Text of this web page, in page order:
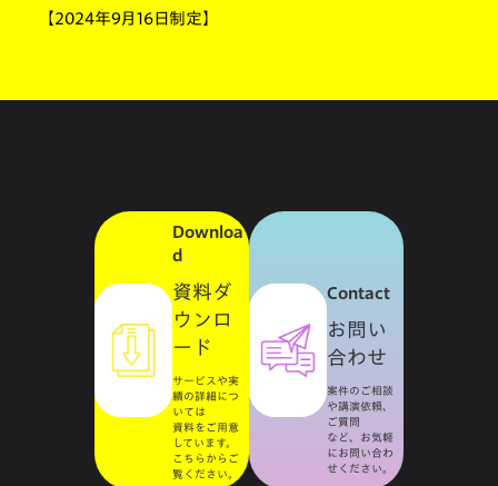
【2024年9月16日制定】
Downloa
d
資料ダ
ウンロ
ード
サービスや実
績の詳細につ
いては
資料をご用意
しています。
こちらからご
覧ください。
Contact
お問い
合わせ
案件のご相談
や講演依頼、
ご質問
など、お気軽
にお問い合わ
せください。